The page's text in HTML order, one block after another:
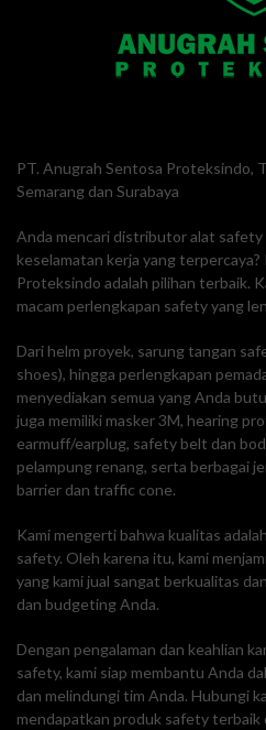
PT. Anugrah Sentosa Proteksindo,
Semarang dan Surabaya
Anda mencari distributor alat safety
keselamatan kerja yang
Proteksindo adalah pilihan terbaik.
macam perlengkapan safety yang
Dari helm proyek, sarung tangan
shoes), hingga perlengkapan
menyediakan semua yang Anda
juga memiliki masker 3M, hearing
earmuff/earplug, safety belt dan
pelampung renang, serta berbagai
barrier dan traffic cone.
Kami mengerti bahwa kualitas
safety. Oleh karena itu, kami
yang kami jual sangat berkualitas
dan budgeting Anda.
Dengan pengalaman dan keahlian
safety, kami siap membantu Anda
dan melindungi tim Anda. Hubungi
mendapatkan produk safety terbaik